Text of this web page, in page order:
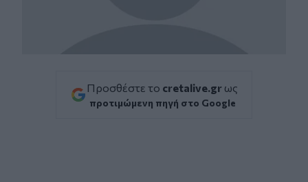
Προσθέστε το cretalive.gr ως
προτιμώμενη πηγή στο Google